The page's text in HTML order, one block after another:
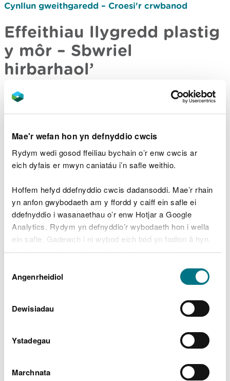
Mae'r wefan hon yn defnyddio cwcis
Rydym wedi gosod ffeiliau bychain o’r enw cwcis ar
eich dyfais er mwyn caniatáu i’n safle weithio.
Hoffem hefyd ddefnyddio cwcis dadansoddi. Mae’r rhain
yn anfon gwybodaeth am y ffordd y caiff ein safle ei
ddefnyddio i wasanaethau o’r enw Hotjar a Google
Analytics. Rydym yn defnyddio’r wybodaeth hon i wella
ein safle. Gadewch i ni wybod eich bod yn fodlon â hyn.
Byddwn yn defnyddio cwci i gadw eich dewis.
Gellirdarllen mwy am ein cwcis cyn i chi ddewis.
Caniatâd
Angenrheidiol
Dewisiadau
Ystadegau
Marchnata
Cynllun gweithgaredd – Croesi'r crwbanod
Effeithiau llygredd plastig
y môr – Sbwriel
hirbarhaol’
Mae’r dysgwyr yn gweithio mewn tîm i roi eitemau
gweithgaredd, byddant yn ystyried yr effaith y gall
Cynllun gweithgaredd – Sbwriel hirbarhaol
Cardiau adnoddau – Sbwriel yn y môr
Tabl – Llinell amser gwastraff
Ydych chi’n chwilio am
adnoddau ar sbwriel, tipio
gwastraff?
Edrychwch ar ein tudalen we am weithgareddau ac
tipio anghyfreithlon a gwastraff
ar yr amgylchedd